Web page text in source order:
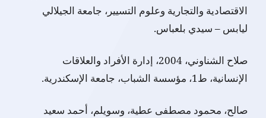
الاقتصادية والتجارية وعلوم التسيير، جامعة الجيلالي
ليابس – سيدي بلعباس.
صلاح الشناوني، 2004، إدارة الأفراد والعلاقات
الإنسانية، ط1، مؤسسة الشباب، جامعة الإسكندرية.
صالح، محمود مصطفى عطية، وسويلم، أحمد سعيد